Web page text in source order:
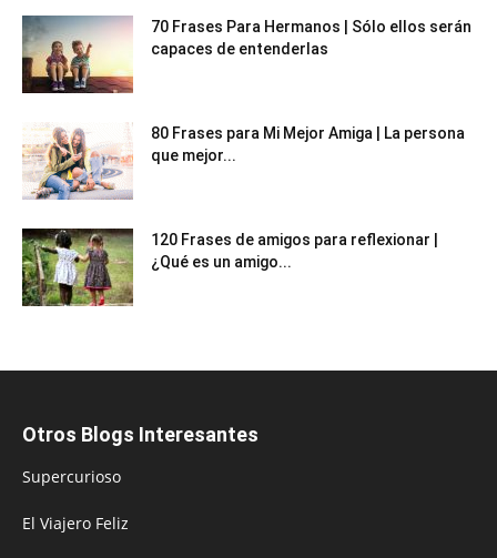
70 Frases Para Hermanos | Sólo ellos serán
capaces de entenderlas
80 Frases para Mi Mejor Amiga | La persona
que mejor...
120 Frases de amigos para reflexionar |
¿Qué es un amigo...
Otros Blogs Interesantes
Supercurioso
El Viajero Feliz